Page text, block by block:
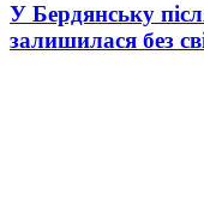
У Бердянську
залишилася без